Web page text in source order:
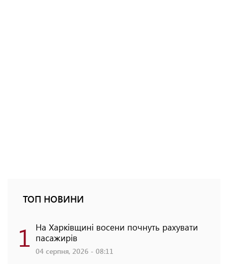
ТОП НОВИНИ
1 На Харківщині восени почнуть рахувати
пасажирів
04 серпня, 2026 - 08:11